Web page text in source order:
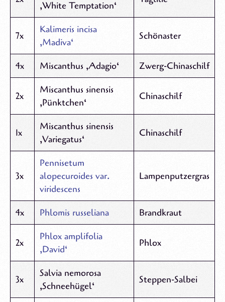
‚White Temptation‘
7x
Kalimeris incisa
‚Madiva‘
Schönaster
4x Miscanthus ‚Adagio‘ Zwerg-Chinaschilf
2x
Miscanthus sinensis
‚Pünktchen‘
Chinaschilf
1x
Miscanthus sinensis
‚Variegatus‘
Chinaschilf
3x
Pennisetum
alopecuroides var.
viridescens
Lampenputzergras
4x Phlomis russeliana Brandkraut
2x
Phlox amplifolia
‚David‘
Phlox
3x
Salvia nemorosa
‚Schneehügel‘
Steppen-Salbei